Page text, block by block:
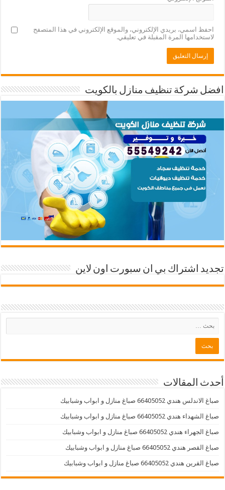
احفظ اسمي، بريدي الإلكتروني، والموقع الإلكتروني في هذا المتصفح
لاستخدامها المرة المقبلة في تعليقي.
افضل شركة تنظيف منازل بالكويت
تجديد اشتراك بي ان سبورت اون لاين
أحدث المقالات
صباغ الاندلس هندي 66405052 صباغ منازل و ابواب وشبابيك
صباغ الشهداء هندي 66405052 صباغ منازل و ابواب وشبابيك
صباغ الجهراء هندي 66405052 صباغ منازل و ابواب وشبابيك
صباغ القصر هندي 66405052 صباغ منازل و ابواب وشبابيك
صباغ القرين هندي 66405052 صباغ منازل و ابواب وشبابيك